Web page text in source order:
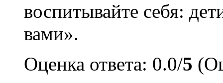
воспитывайте себя:
вами».
Оценка ответа: 0.0/5